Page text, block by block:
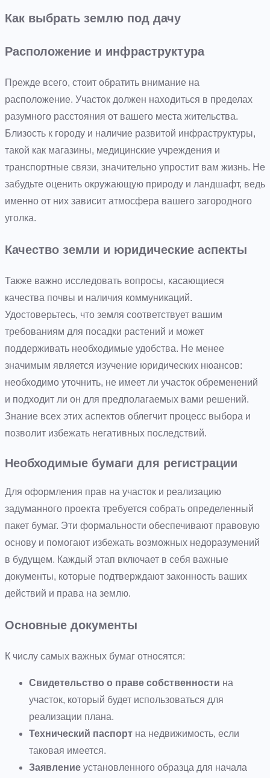
Как выбрать землю под дачу
Расположение и инфраструктура
Прежде всего, стоит обратить внимание на
расположение. Участок должен находиться в пределах
разумного расстояния от вашего места жительства.
Близость к городу и наличие развитой инфраструктуры,
такой как магазины, медицинские учреждения и
транспортные связи, значительно упростит вам жизнь. Не
забудьте оценить окружающую природу и ландшафт, ведь
именно от них зависит атмосфера вашего загородного
уголка.
Качество земли и юридические аспекты
Также важно исследовать вопросы, касающиеся
качества почвы и наличия коммуникаций.
Удостоверьтесь, что земля соответствует вашим
требованиям для посадки растений и может
поддерживать необходимые удобства. Не менее
значимым является изучение юридических нюансов:
необходимо уточнить, не имеет ли участок обременений
и подходит ли он для предполагаемых вами решений.
Знание всех этих аспектов облегчит процесс выбора и
позволит избежать негативных последствий.
Необходимые бумаги для регистрации
Для оформления прав на участок и реализацию
задуманного проекта требуется собрать определенный
пакет бумаг. Эти формальности обеспечивают правовую
основу и помогают избежать возможных недоразумений
в будущем. Каждый этап включает в себя важные
документы, которые подтверждают законность ваших
действий и права на землю.
Основные документы
К числу самых важных бумаг относятся:
Свидетельство о праве собственности на
участок, который будет использоваться для
реализации плана.
Технический паспорт на недвижимость, если
таковая имеется.
Заявление установленного образца для начала